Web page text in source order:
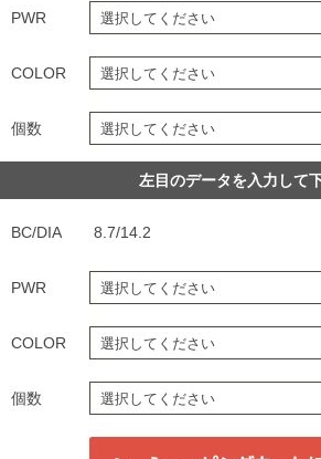
PWR
COLOR
個数
左目のデータを入力して
BC/DIA 8.7/14.2
PWR
COLOR
個数